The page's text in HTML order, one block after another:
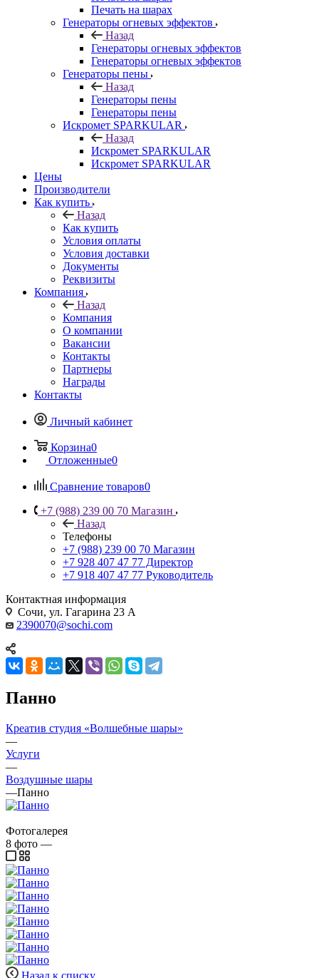
Печать на шарах
Генераторы огневых эффектов
Назад
Генераторы огневых эффектов
Генераторы огневых эффектов
Генераторы пены
Назад
Генераторы пены
Генераторы пены
Искромет SPARKULAR
Назад
Искромет SPARKULAR
Искромет SPARKULAR
Цены
Производители
Как купить
Назад
Как купить
Условия оплаты
Условия доставки
Документы
Реквизиты
Компания
Назад
Компания
О компании
Вакансии
Контакты
Партнеры
Награды
Контакты
Личный кабинет
Корзина0
Отложенные0
Сравнение товаров0
+7 (988) 239 00 70 Магазин
Назад
Телефоны
+7 (988) 239 00 70 Магазин
+7 928 407 47 77 Директор
+7 918 407 47 77 Руководитель
Контактная информация
Сочи, ул. Гагарина 23 А
2390070@sochi.com
Панно
Креатив студия «Волшебные шары»
—
Услуги
—
Воздушные шары
—Панно
Фотогалерея
8 фото —
Назад к списку